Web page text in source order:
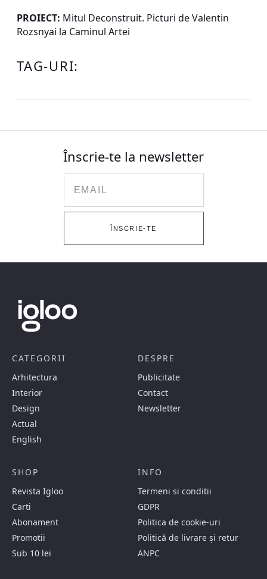
PROIECT: Mitul Deconstruit. Picturi de Valentin
Rozsnyai la Caminul Artei
TAG-URI:
Înscrie-te la newsletter
ÎNSCRIE-TE
CATEGORII
Arhitectura
Interior
Design
Actual
English
DESPRE
Publicitate
Contact
Newsletter
SHOP
Revista Igloo
Carti
Abonament
Promotii
Sub 10 lei
INFO
Termeni si conditii
GDPR
Politica de cookie-uri
Politică de livrare și retur
ANPC